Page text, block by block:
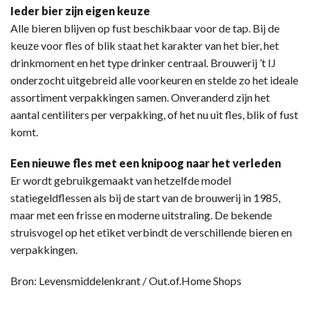
Ieder bier zijn eigen keuze
Alle bieren blijven op fust beschikbaar voor de tap. Bij de
keuze voor fles of blik staat het karakter van het bier, het
drinkmoment en het type drinker centraal. Brouwerij ’t IJ
onderzocht uitgebreid alle voorkeuren en stelde zo het ideale
assortiment verpakkingen samen. Onveranderd zijn het
aantal centiliters per verpakking, of het nu uit fles, blik of fust
komt.
Een nieuwe fles met een knipoog naar het verleden
Er wordt gebruikgemaakt van hetzelfde model
statiegeldflessen als bij de start van de brouwerij in 1985,
maar met een frisse en moderne uitstraling. De bekende
struisvogel op het etiket verbindt de verschillende bieren en
verpakkingen.
Bron: Levensmiddelenkrant / Out.of.Home Shops